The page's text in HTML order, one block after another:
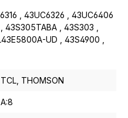
, 43UC6326 , 43UC6406
, 43S303 ,
UD , 43S4900 ,
TCL , THOMSON
A:8